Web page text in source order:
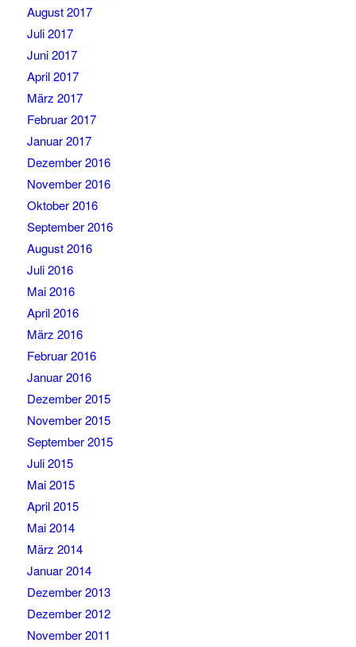
August 2017
Juli 2017
Juni 2017
April 2017
März 2017
Februar 2017
Januar 2017
Dezember 2016
November 2016
Oktober 2016
September 2016
August 2016
Juli 2016
Mai 2016
April 2016
März 2016
Februar 2016
Januar 2016
Dezember 2015
November 2015
September 2015
Juli 2015
Mai 2015
April 2015
Mai 2014
März 2014
Januar 2014
Dezember 2013
Dezember 2012
November 2011